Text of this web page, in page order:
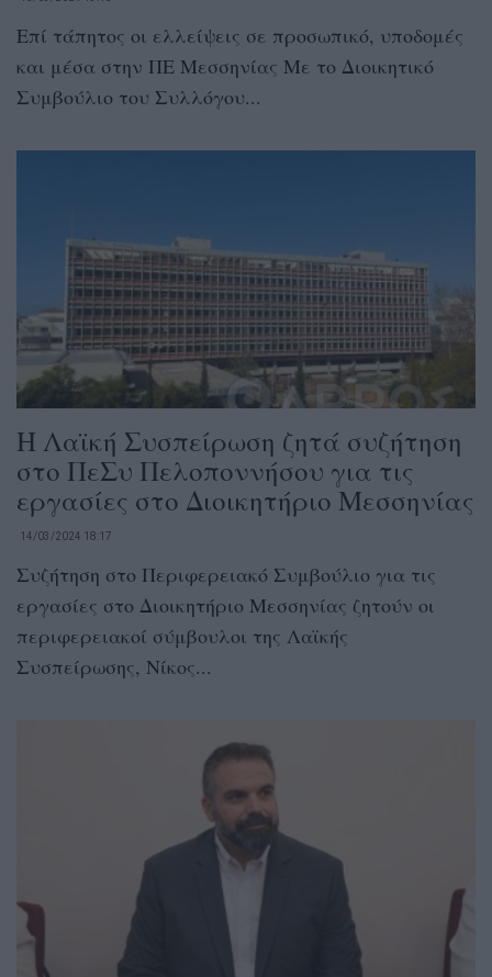
Επί τάπητος οι ελλείψεις σε προσωπικό, υποδομές
και μέσα στην ΠΕ Μεσσηνίας Με το Διοικητικό
Συμβούλιο του Συλλόγου...
Η Λαϊκή Συσπείρωση ζητά συζήτηση
στο ΠεΣυ Πελοποννήσου για τις
εργασίες στο Διοικητήριο Μεσσηνίας
14/03/2024 18:17
Συζήτηση στο Περιφερειακό Συμβούλιο για τις
εργασίες στο Διοικητήριο Μεσσηνίας ζητούν οι
περιφερειακοί σύμβουλοι της Λαϊκής
Συσπείρωσης, Νίκος...